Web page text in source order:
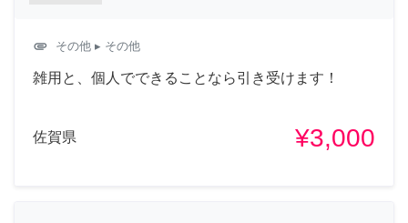
attachment その他 ▸ その他
雑用と、個人でできることなら引き受けます！
佐賀県 ¥3,000